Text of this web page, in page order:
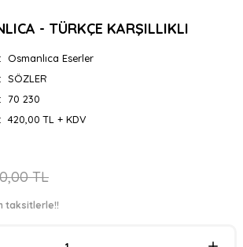
- TÜRKÇE KARŞILLIKLI
Osmanlıca Eserler
SÖZLER
70 230
420,00 TL + KDV
TL
taksitlerle!!